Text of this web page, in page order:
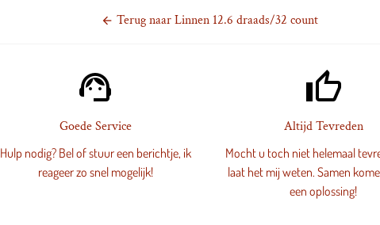
arrow_back Terug naar Linnen 12.6 draads/32 count
support_agent
Goede Service
Hulp nodig? Bel of stuur een berichtje, ik
reageer zo snel mogelijk!
thumb_up_alt
Altijd Tevreden
Mocht u toch niet helemaal
laat het mij weten. Samen
een oplossing!